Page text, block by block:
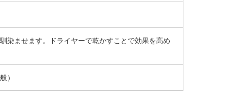
染ませます。ドライヤーで乾かすことで効果を高め
）